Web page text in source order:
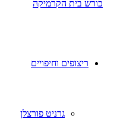
ריצופים וחיפויים
גרניט פורצלן